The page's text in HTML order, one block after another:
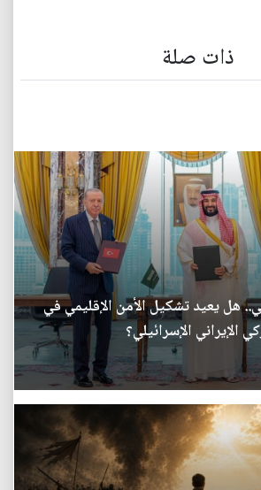
ذات صلة
هل يعيد تشكيل الأمن الإقليمي في
الإيراني الإسرائيلي؟